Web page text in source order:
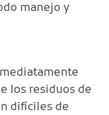
manejo y
los residuos de
difíciles de